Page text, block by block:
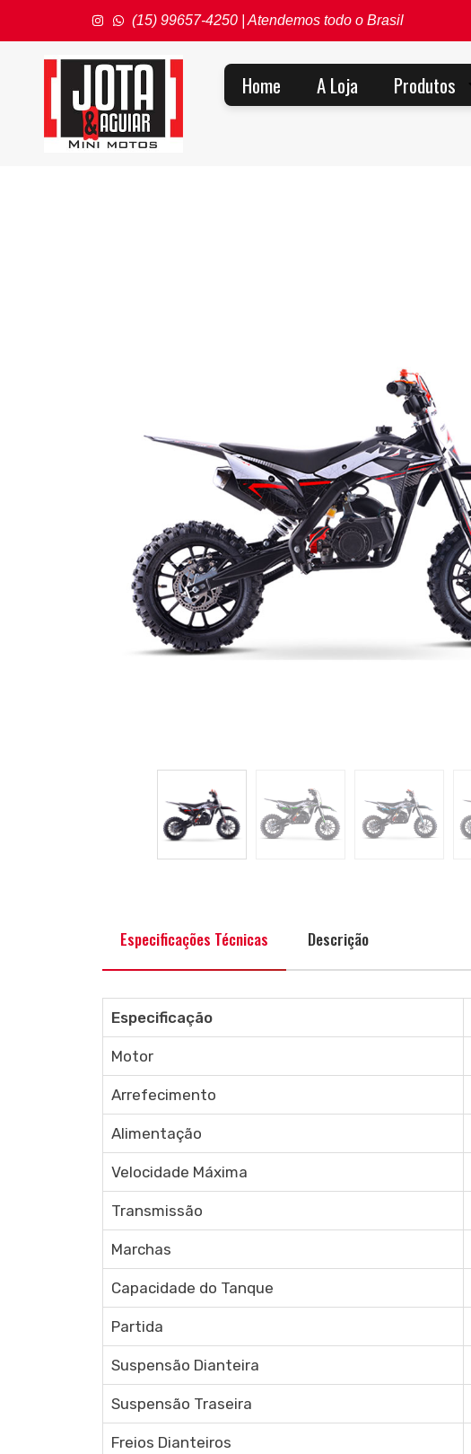
(15) 99657-4250 | Atendemos todo o Brasil
Home A Loja Produtos
Especificações Técnicas Descrição
Especificação
Motor
Arrefecimento
Alimentação
Velocidade Máxima
Transmissão
Marchas
Capacidade do Tanque
Partida
Suspensão Dianteira
Suspensão Traseira
Freios Dianteiros